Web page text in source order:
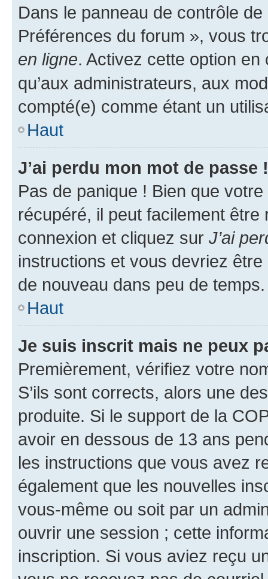
Dans le panneau de contrôle
Préférences du forum », vous
en ligne. Activez cette option
qu’aux administrateurs, aux
compté(e) comme étant un
Haut
J’ai perdu mon mot de passe !
Pas de panique ! Bien que
récupéré, il peut facilement
connexion et cliquez sur J’ai
instructions et vous devriez
de nouveau dans peu de temps.
Haut
Je suis inscrit mais ne peux
Premièrement, vérifiez votre
S’ils sont corrects, alors une
produite. Si le support de la
avoir en dessous de 13 ans
les instructions que vous avez
également que les nouvelles
vous-même ou soit par un
ouvrir une session ; cette
inscription. Si vous aviez reçu